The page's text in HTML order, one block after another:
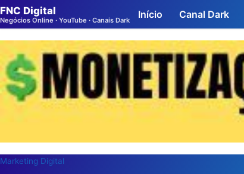
FNC Digital
Negócios Online · YouTube · Canais Dark Início Canal Dark
Marketing Digital